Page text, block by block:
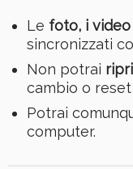
Le foto, i
sincronizzati
Non potrai
cambio o
Potrai
computer.